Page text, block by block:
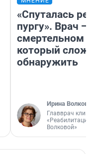
«Спуталась
пургу». Врач —
смертельном
который
обнаружить
Ирина Волкова
Главврач
«Реабилитация
Волковой»